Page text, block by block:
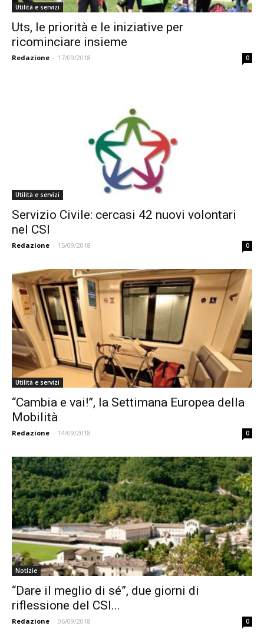
Utilità e servizi
Uts, le priorità e le iniziative per
ricominciare insieme
Redazione - 17/09/2018 0
Utilità e servizi
Servizio Civile: cercasi 42 nuovi volontari
nel CSI
Redazione - 15/09/2018 0
Utilità e servizi
“Cambia e vai!”, la Settimana Europea della
Mobilità
Redazione - 14/09/2018 0
Notizie
“Dare il meglio di sé”, due giorni di
riflessione del CSI...
Redazione - 06/09/2018 0